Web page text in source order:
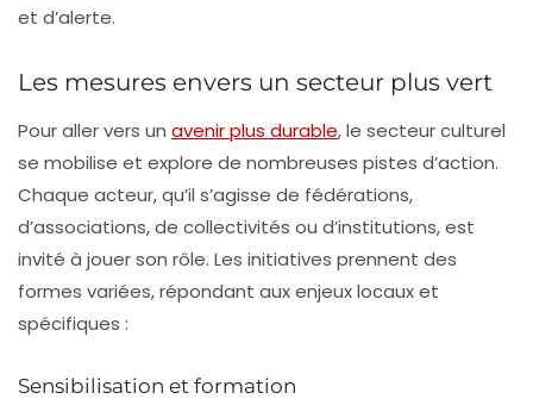
et d’alerte.
Les mesures envers un secteur plus vert
Pour aller vers un avenir plus durable, le secteur culturel
se mobilise et explore de nombreuses pistes d’action.
Chaque acteur, qu’il s’agisse de fédérations,
d’associations, de collectivités ou d’institutions, est
invité à jouer son rôle. Les initiatives prennent des
formes variées, répondant aux enjeux locaux et
spécifiques :
Sensibilisation et formation